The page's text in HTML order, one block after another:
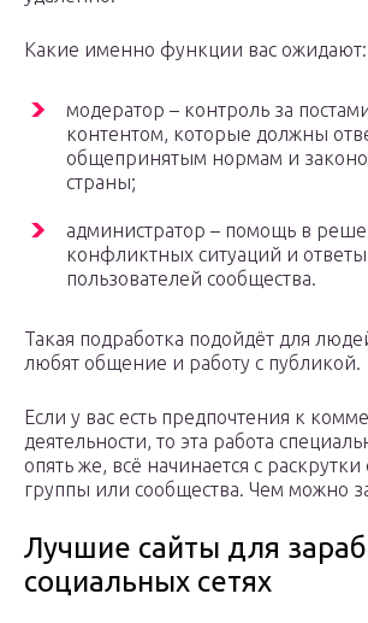
Какие именно функции вас ожидают:
модератор – контроль за
контентом, которые должны
общепринятым нормам и
страны;
администратор – помощь в
конфликтных ситуаций и
пользователей сообщества.
Такая подработка подойдёт для
любят общение и работу с публикой.
Если у вас есть предпочтения к
деятельности, то эта работа
опять же, всё начинается с
группы или сообщества. Чем можно
Лучшие сайты для
социальных сетях